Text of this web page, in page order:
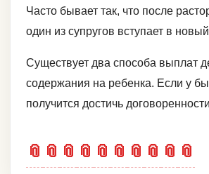
Часто бывает так, что после
один из супругов вступает в
Существует два способа выплат
содержания на ребенка. Если у
получится достичь
📎 📎 📎 📎 📎 📎 📎 📎 📎 📎